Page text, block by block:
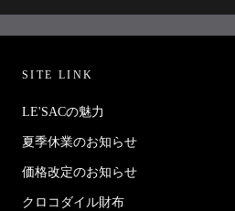
SITE LINK
LE'SACの魅力
夏季休業のお知らせ
価格改定のお知らせ
クロコダイル財布